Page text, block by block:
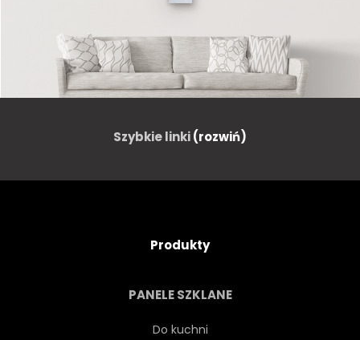
Szybkie linki(rozwiń)
Produkty
PANELE SZKLANE
Do kuchni